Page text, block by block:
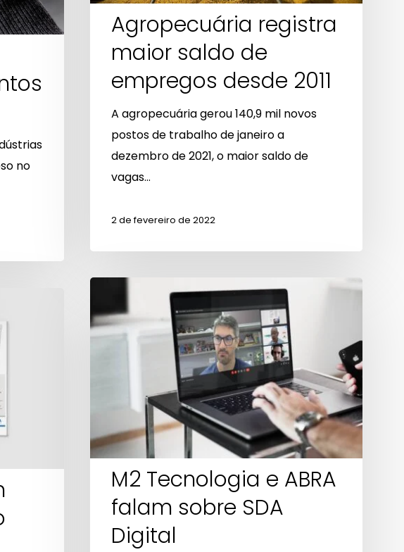
Agropecuária registra
maior saldo de
empregos desde 2011
A agropecuária gerou 140,9 mil novos
postos de trabalho de janeiro a
dezembro de 2021, o maior saldo de
vagas…
2 de fevereiro de 2022
no
Tecnologia
e
Digital
M2 Tecnologia e ABRA
falam sobre SDA
Digital